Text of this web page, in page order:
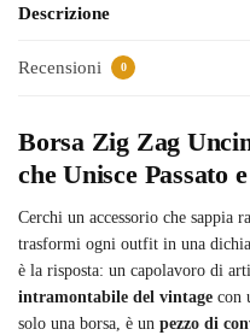
Descrizione
Recensioni 0
Borsa Zig Zag
che Unisce Passato
Cerchi un accessorio che sappia
trasformi ogni outfit in una
è la risposta: un capolavoro di
intramontabile del vintage con
solo una borsa, è un pezzo di